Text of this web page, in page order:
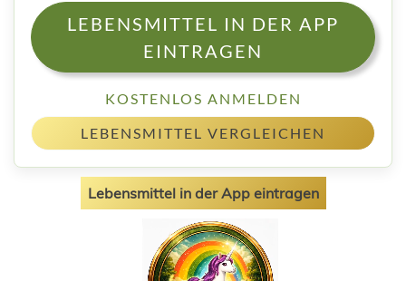
LEBENSMITTEL IN DER APP
EINTRAGEN
KOSTENLOS ANMELDEN
LEBENSMITTEL VERGLEICHEN
Lebensmittel in der App eintragen